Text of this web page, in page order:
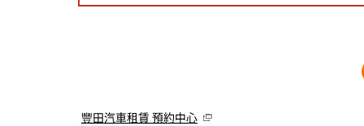
豐田汽車租賃 預約中心